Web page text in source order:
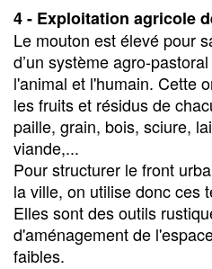
4 - Exploitation agricole
Le mouton est élevé pour
d’un système agro-
l'animal et l'humain. Cette
les fruits et résidus de
paille, grain, bois, sciure,
viande,...
Pour structurer le front
la ville, on utilise donc ces
Elles sont des outils
d'aménagement de
faibles.